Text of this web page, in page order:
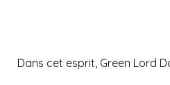
Dans cet esprit, Green Lord